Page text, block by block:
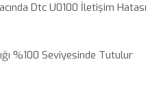
Dtc U0100 İletişim Hatası
%100 Seviyesinde Tutulur